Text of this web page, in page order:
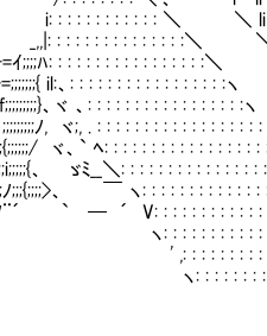
i: : : : : : : : : : : : ＼
: : : : : : : : : : : : : :
ﾊ: : : : : : : : : : : : : : : : :
=;;;;;;;{ il:、: : : : : : : : : : : : : : : :
、ヾ 、: : : : : : : : : : : : : : : : :ヽ
ﾉ, ヾ;, . : : : : : : : : : : : : : : : : : :
` ﾍ: : : : : : : : : : : : : : : : :
__＼: : : : : : : : : : : : : : : :
ヽ: : : : : : : : : : : : : :
─ ´ V: : : : : : : : : : : : :
: : : : : : : : : : : : :
: : : : : : : : : :
: : : : : : : : :